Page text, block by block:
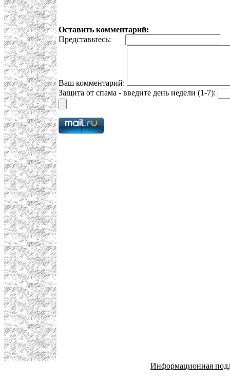
Оставить комментарий:
Представьтесь:
Ваш комментарий:
Защита от спама - введите день недели (1-7):
Информационная